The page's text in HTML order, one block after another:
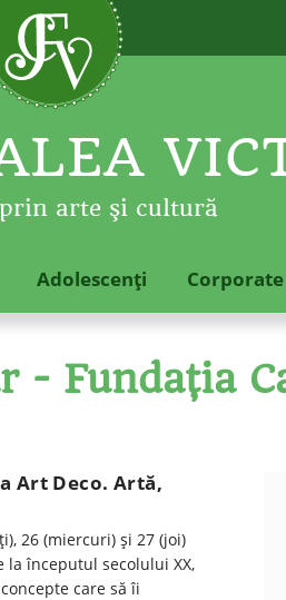
arte şi cultură
Adolescenţi Corporate
- Fundaţia
Art Deco. Artă,
26 (miercuri) și 27 (joi)
la începutul secolului XX,
care să îi